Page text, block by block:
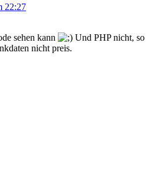
22:27
sehen kann
Und PHP nicht, so
nicht preis.